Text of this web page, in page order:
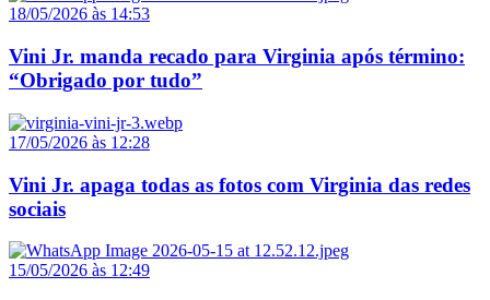
18/05/2026 às 14:53
Vini Jr. manda recado para Virginia após término:
“Obrigado por tudo”
17/05/2026 às 12:28
Vini Jr. apaga todas as fotos com Virginia das redes
sociais
15/05/2026 às 12:49